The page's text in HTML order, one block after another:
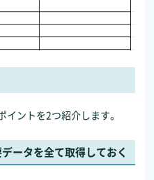
ントを2つ紹介します。
ータを全て取得しておく